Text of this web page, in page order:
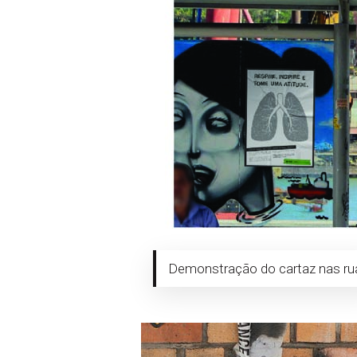
Demonstração do cartaz nas